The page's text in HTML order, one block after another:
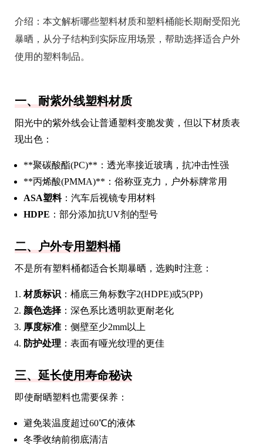
介绍： 本文解析哪些塑料材质和塑料桶能长期耐受阳光
暴晒，从分子结构到实际应用场景，帮助选择适合户外
使用的塑料制品。
一、耐紫外线塑料材质
阳光中的紫外线会让普通塑料变脆发黄，但以下材质表
现出色：
**聚碳酸酯(PC)**：透光率接近玻璃，抗冲击性强
**丙烯酸(PMMA)**：俗称亚克力，户外标牌常用
ASA塑料：汽车后视镜专用材料
HDPE ：部分添加抗UV剂的型号
二、户外专用塑料桶
不是所有塑料桶都适合长期暴晒，选购时注意：
材质标识 ：桶底三角标数字2(HDPE)或5(PP)
颜色选择 ：深色系比透明款更耐老化
厚度标准 ：侧壁至少2mm以上
防护处理 ：表面有哑光纹理的更佳
三、延长使用寿命秘诀
即使耐晒塑料也需要保养：
避免装温度超过60℃的液体
冬季收纳前彻底清洁